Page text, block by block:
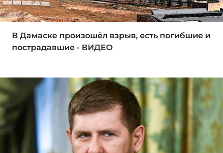
В Дамаске произошёл взрыв, есть погибшие и
пострадавшие - ВИДЕО